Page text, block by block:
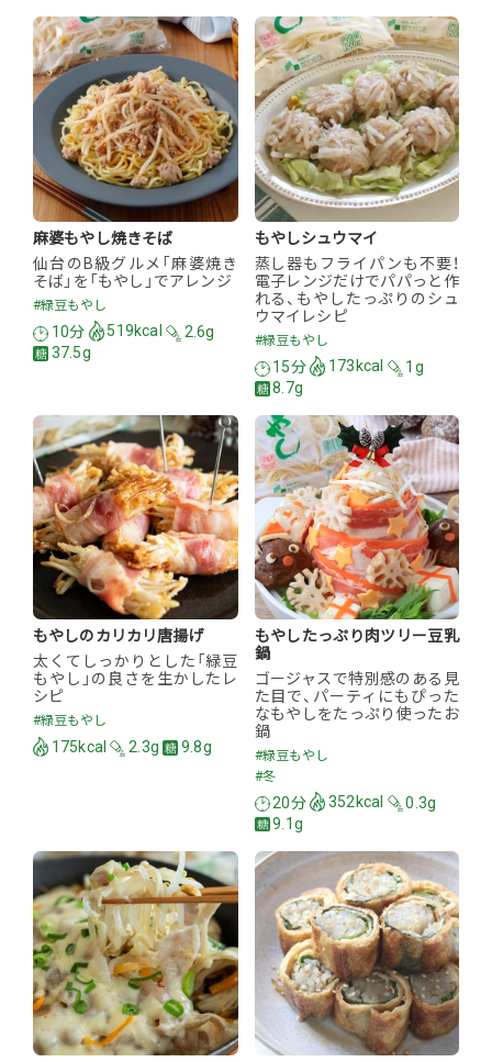
麻婆もやし焼きそば
仙台のB級グルメ「麻婆焼き
そば」を「もやし」でアレンジ
#緑豆もやし
10分 519kcal
2.6g
37.5g
もやしシュウマイ
蒸し器もフライパンも不要！
電子レンジだけでパパっと作
れる、もやしたっぷりのシュ
ウマイレシピ
#緑豆もやし
15分 173kcal
1g
8.7g
もやしのカリカリ唐揚げ
太くてしっかりとした「緑豆
もやし」の良さを生かしたレ
シピ
#緑豆もやし
175kcal 2.3g 9.8g
もやしたっぷり肉ツリー豆乳
鍋
ゴージャスで特別感のある見
た目で、パーティにもぴった
なもやしをたっぷり使ったお
鍋
#緑豆もやし
#冬
20分 352kcal
0.3g
9.1g